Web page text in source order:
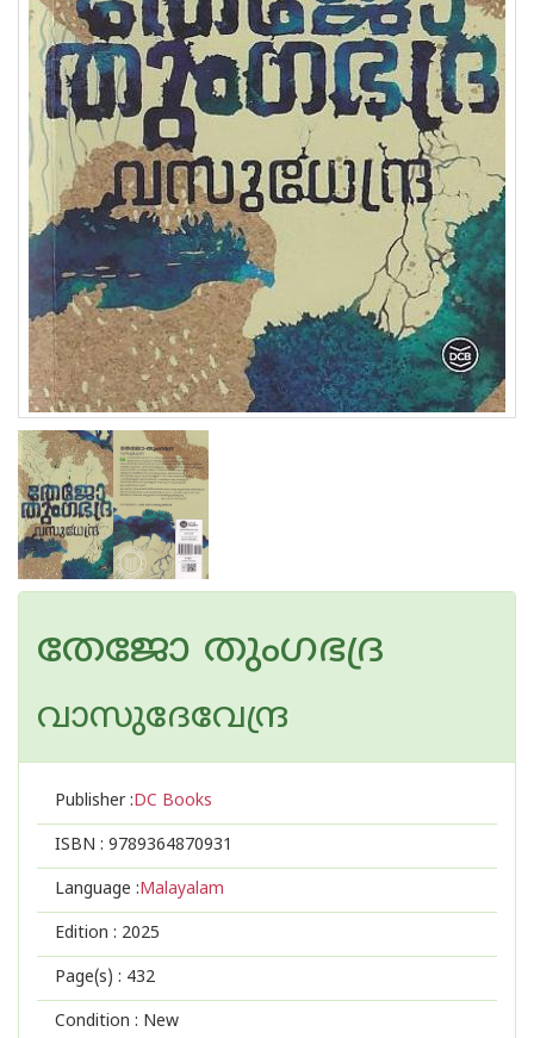
തേജോ തുംഗഭദ്ര
വാസുദേവേന്ദ്ര
Publisher :DC Books
ISBN : 9789364870931
Language :Malayalam
Edition : 2025
Page(s) : 432
Condition : New